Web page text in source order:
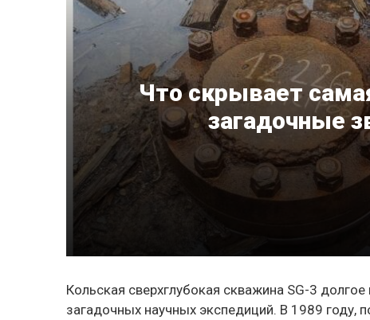
Что скрывает
загадочные
Кольская сверхглубокая скважина SG-3
загадочных научных экспедиций. В 1989 году,